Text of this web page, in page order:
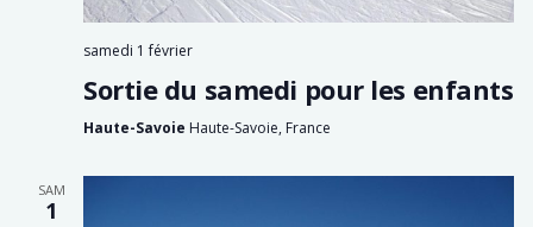
samedi 1 février
Sortie du samedi pour les enfants
Haute-Savoie Haute-Savoie, France
SAM
1